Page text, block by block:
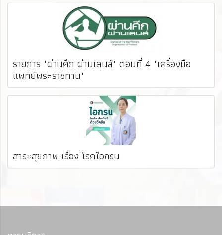
รายการ "ผ่านศึก ผ่านเลนส์" ตอนที่ 4 "เครื่องมือ
แพทย์พระราชทาน"
สาระสุขภาพ เรื่อง โรคไอกรน